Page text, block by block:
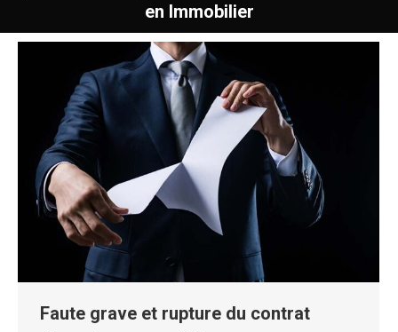
en Immobilier
Faute grave et rupture du contrat